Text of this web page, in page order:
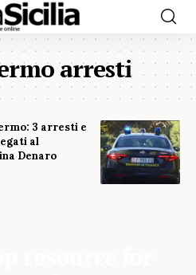
arresti
3 arresti e
al
Denaro